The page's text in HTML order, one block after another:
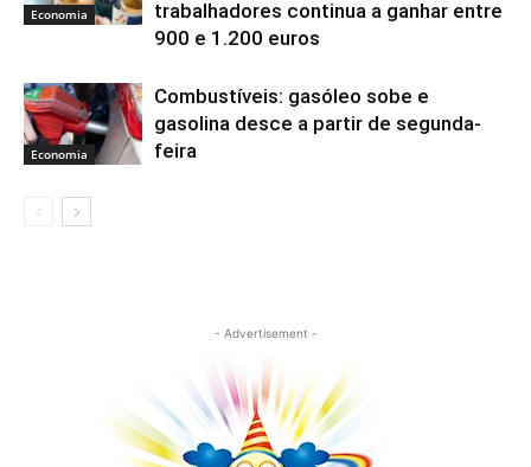
Economia
trabalhadores continua a ganhar entre
900 e 1.200 euros
Economia
Combustíveis: gasóleo sobe e
gasolina desce a partir de segunda-
feira
- Advertisement -